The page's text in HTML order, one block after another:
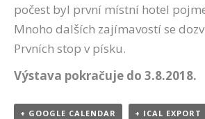
počest byl první místní hotel
Mnoho dalších zajímavostí se
Prvních stop v písku.
Výstava pokračuje do 3.8.2018.
+ GOOGLE CALENDAR + ICAL EXPORT